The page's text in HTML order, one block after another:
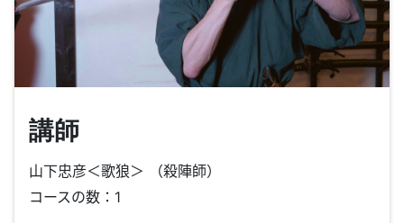
講師
山下忠彦＜歌狼＞ （殺陣師）
コースの数：1